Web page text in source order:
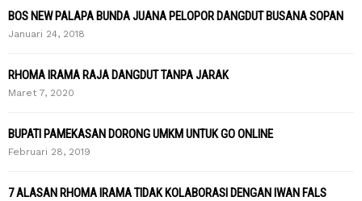
BOS NEW PALAPA BUNDA JUANA PELOPOR DANGDUT BUSANA SOPAN
Januari 24, 2018
RHOMA IRAMA RAJA DANGDUT TANPA JARAK
Maret 7, 2020
BUPATI PAMEKASAN DORONG UMKM UNTUK GO ONLINE
Februari 28, 2019
7 ALASAN RHOMA IRAMA TIDAK KOLABORASI DENGAN IWAN FALS